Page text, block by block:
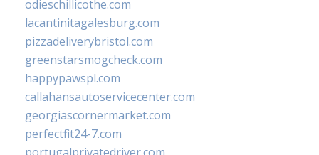
odieschillicothe.com
lacantinitagalesburg.com
pizzadeliverybristol.com
greenstarsmogcheck.com
happypawspl.com
callahansautoservicecenter.com
georgiascornermarket.com
perfectfit24-7.com